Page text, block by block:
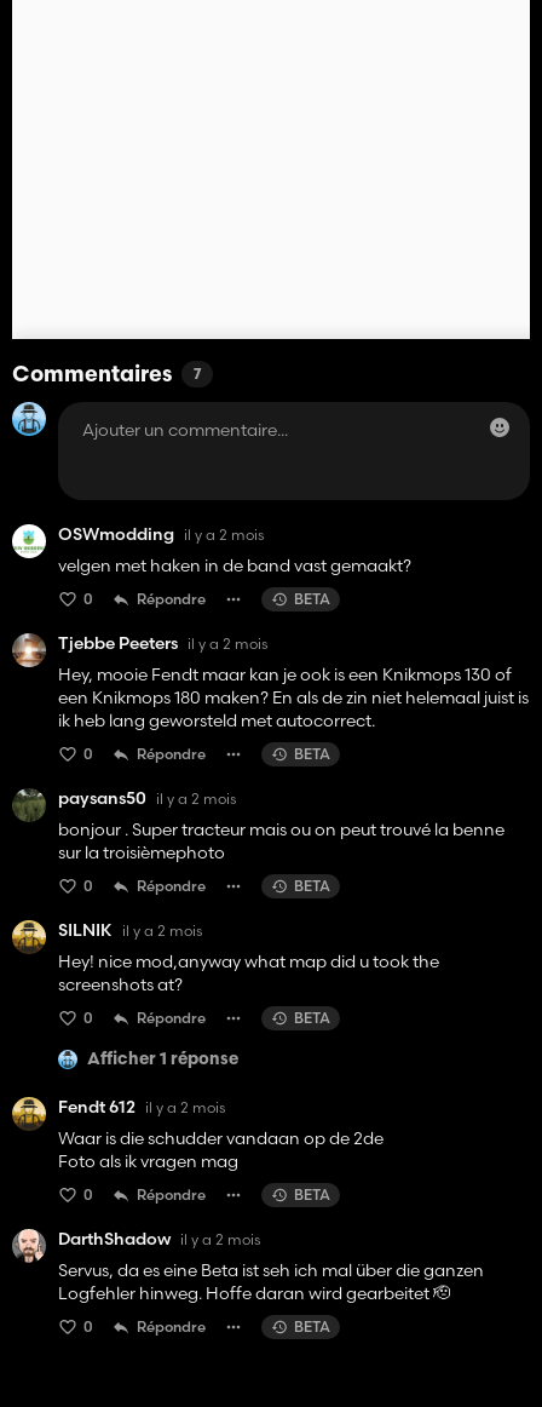
Commentaires 7
OSWmodding il y a 2 mois
velgen met haken in de band vast gemaakt?
0 Répondre BETA
Tjebbe Peeters il y a 2 mois
Hey, mooie Fendt maar kan je ook is een Knikmops 130 of
een Knikmops 180 maken? En als de zin niet helemaal juist is
ik heb lang geworsteld met autocorrect.
0 Répondre BETA
paysans50 il y a 2 mois
bonjour . Super tracteur mais ou on peut trouvé la benne
sur la troisièmephoto
0 Répondre BETA
SILNIK il y a 2 mois
Hey! nice mod,anyway what map did u took the
screenshots at?
0 Répondre BETA
Afficher 1 réponse
Fendt 612 il y a 2 mois
Waar is die schudder vandaan op de 2de
Foto als ik vragen mag
0 Répondre BETA
DarthShadow il y a 2 mois
Servus, da es eine Beta ist seh ich mal über die ganzen
Logfehler hinweg. Hoffe daran wird gearbeitet 🫡
0 Répondre BETA